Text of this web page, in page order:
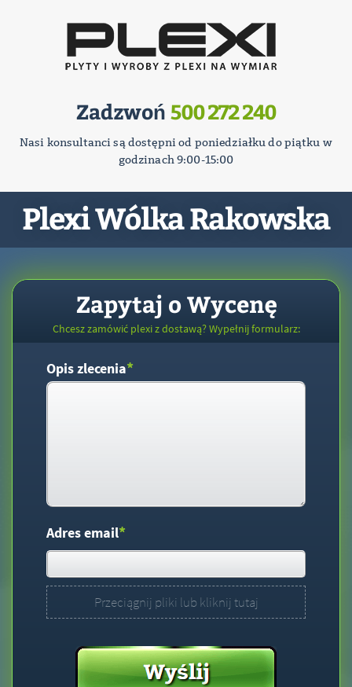
Zadzwoń 500 272 240
Nasi konsultanci są dostępni od poniedziałku do piątku w
godzinach 9:00-15:00
Plexi Wólka Rakowska
Zapytaj o Wycenę
Chcesz zamówić plexi z dostawą? Wypełnij formularz:
Opis zlecenia*
Adres email*
Przeciągnij pliki lub kliknij tutaj